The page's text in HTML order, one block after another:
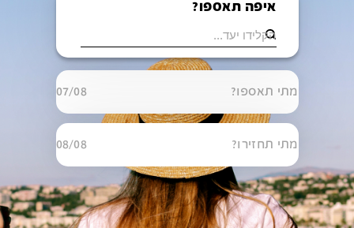
איפה תאספו?
מתי תאספו? 07/08
מתי תחזירו? 08/08